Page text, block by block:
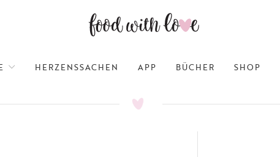
HERZENSSACHEN APP BÜCHER SHOP